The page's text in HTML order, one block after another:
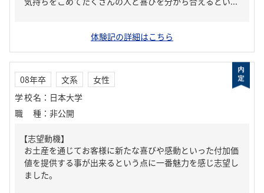
体験記の詳細はこちら
08年卒 文系
女性
学校名 ： 日本大学
職種 ： 非公開
【志望動機】
お土産を通じてお客様に新たな喜びや感動といった付加価
値を提供する事が出来るという点に一番魅力を感じ志望し
ました。